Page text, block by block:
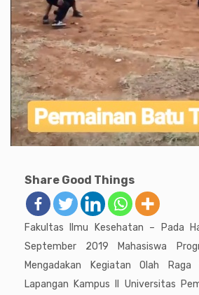
Share Good Things
Fakultas Ilmu Kesehatan – Pada
September 2019 Mahasiswa
Mengadakan Kegiatan Olah
Lapangan Kampus II Universitas